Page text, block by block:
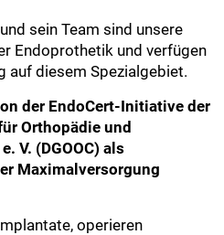
sein Team sind unsere
Endoprothetik und verfügen
auf diesem Spezialgebiet.
der EndoCert-Initiative der
Orthopädie und
V. (DGOOC) als
Maximalversorgung
operieren